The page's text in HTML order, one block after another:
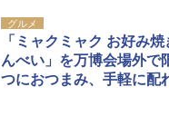
グルメ
「ミャクミャク お好み
んべい」を万博会場外で
つにおつまみ、手軽に配